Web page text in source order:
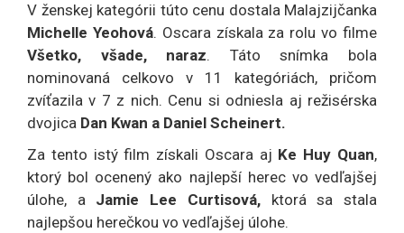
V ženskej kategórii túto cenu dostala Malajzijčanka
Michelle Yeohová. Oscara získala za rolu vo filme
Všetko, všade, naraz. Táto snímka bola
nominovaná celkovo v 11 kategóriách, pričom
zvíťazila v 7 z nich. Cenu si odniesla aj režisérska
dvojica Dan Kwan a Daniel Scheinert.
Za tento istý film získali Oscara aj Ke Huy Quan,
ktorý bol ocenený ako najlepší herec vo vedľajšej
úlohe, a Jamie Lee Curtisová,ktorá sa stala
najlepšou herečkou vo vedľajšej úlohe.